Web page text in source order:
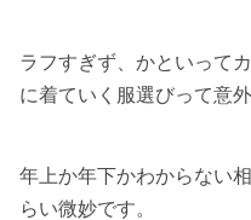
ラフすぎず、かといって
に着ていく服選びって意
年上か年下かわからない
らい微妙です。